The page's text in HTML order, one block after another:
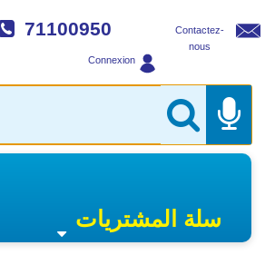
Contactez-
nous
71100950
Connexion
سلة المشتريات